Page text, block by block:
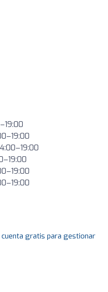
cuenta gratis para gestionar